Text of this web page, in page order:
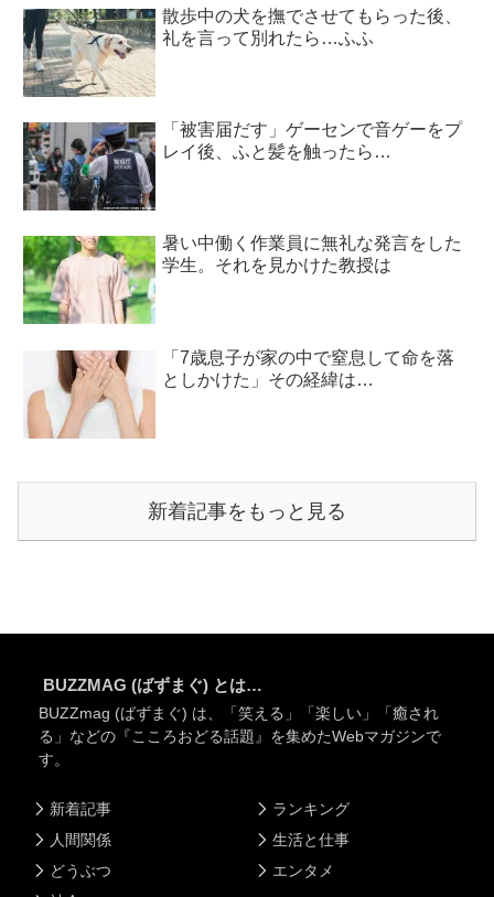
散歩中の犬を撫でさせてもらった後、
礼を言って別れたら…ふふ
「被害届だす」ゲーセンで音ゲーをプ
レイ後、ふと髪を触ったら…
暑い中働く作業員に無礼な発言をした
学生。それを見かけた教授は
「7歳息子が家の中で窒息して命を落
としかけた」その経緯は…
新着記事をもっと見る
BUZZMAG (ばずまぐ) とは…
BUZZmag (ばずまぐ) は、「笑える」「楽しい」「癒され
る」などの『こころおどる話題』を集めたWebマガジンで
す。
新着記事
人間関係
どうぶつ
ランキング
生活と仕事
エンタメ